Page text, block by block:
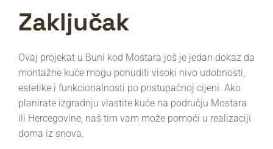
Zaključak
Ovaj projekat u Buni kod Mostara još je jedan dokaz da
montažne kuće mogu ponuditi visoki nivo udobnosti,
estetike i funkcionalnosti po pristupačnoj cijeni. Ako
planirate izgradnju vlastite kuće na području Mostara
ili Hercegovine, naš tim vam može pomoći u realizaciji
doma iz snova.